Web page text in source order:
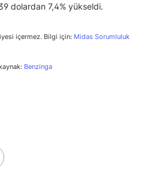
dolardan 7,4% yükseldi.
içermez. Bilgi için: Midas Sorumluluk
Benzinga